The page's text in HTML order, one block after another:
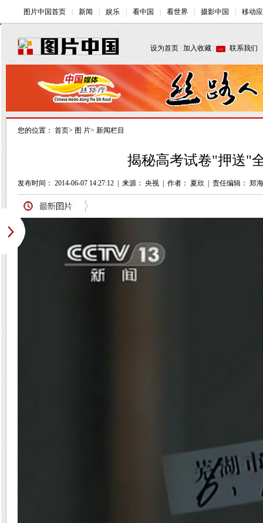
您的位置： 首页> 图 片> 新闻栏目
揭秘高考试卷"押送"
发布时间： 2014-06-07 14:27:12 来源： 央视 作者： 夏欣 责任编辑： 郑